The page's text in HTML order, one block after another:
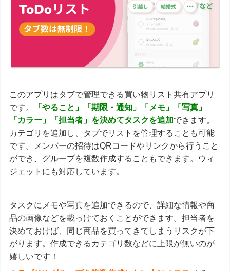
このアプリはタブで管理できる買い物リスト共有アプリ
です。
「やること」「期限・通知」「メモ」「写真」
「カラー」「担当者」を決めてタスクを追加できます。
カテゴリを追加し、タブでリストを管理することも可能
です。メンバーの招待はQRコードやリンクから行うこと
ができ、グループを複数作成することもできます。ウィ
ジェットにも対応しています。
タスクにメモや写真を追加できるので、詳細な情報や商
品の画像などを載っけておくことができます。担当者を
決めておけば、同じ商品を買ってきてしまうリスクが下
がります。作成できるカテゴリ数などに上限が無いのが
嬉しいです！